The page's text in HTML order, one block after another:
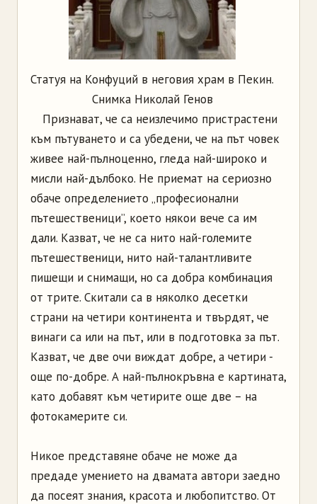
Статуя на Конфуций в неговия храм в Пекин.
Снимка Николай Генов
Признават, че са неизлечимо пристрастени
към пътуването и са убедени, че на път човек
живее най-пълноценно, гледа най-широко и
мисли най-дълбоко. Не приемат на сериозно
обаче определението „професионални
пътешественици”, коeто някои вече са им
дали. Казват, че не са нито най-големите
пътешественици, нито най-талантливите
пишещи и снимащи, но са добра комбинация
от трите. Скитали са в няколко десетки
страни на четири континента и твърдят, че
винаги са или на път, или в подготовка за път.
Казват, че две очи виждат добре, а четири -
още по-добре. А най-пълнокръвна е картината,
като добавят към четирите още две – на
фотокамерите си.
Никое представяне обаче не може да
предаде умението на двамата автори заедно
да посеят знания, красота и любопитство. От